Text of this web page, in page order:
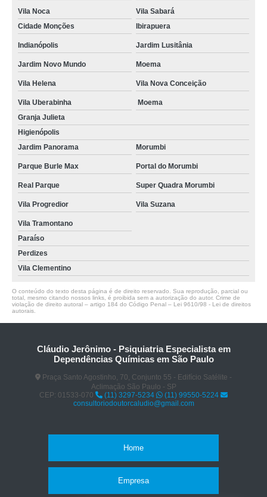
Vila Noca
Vila Sabará
Cidade Monções
Ibirapuera
Indianópolis Jardim Lusitânia
Jardim Novo Mundo Moema
Vila Helena Vila Nova Conceição
Vila Uberabinha
Moema
Granja Julieta
Higienópolis
Jardim Panorama
Morumbi
Parque Burle Max Portal do Morumbi
Real Parque Super Quadra Morumbi
Vila Progredior Vila Suzana
Vila Tramontano
Paraíso
Perdizes
Vila Clementino
O conteúdo do texto desta página é de direito reservado. Sua reprodução, parcial ou
total, mesmo citando nossos links, é proibida sem a autorização do autor. Crime de
violação de direito autoral – artigo 184 do Código Penal – Lei 9610/98 - Lei de direitos
autorais
Cláudio Jerônimo - Psiquiatria Especialista em
Dependências Químicas em São Paulo
Praça Santo Agostinho, 70, Conjunto 55 - Edifício Satélite -
Aclimação São Paulo - SP
CEP: 01533-070
(11) 3297-5234
(11) 99550-5224
consultoriodoutorcaludio@gmail.com
Home
Empresa